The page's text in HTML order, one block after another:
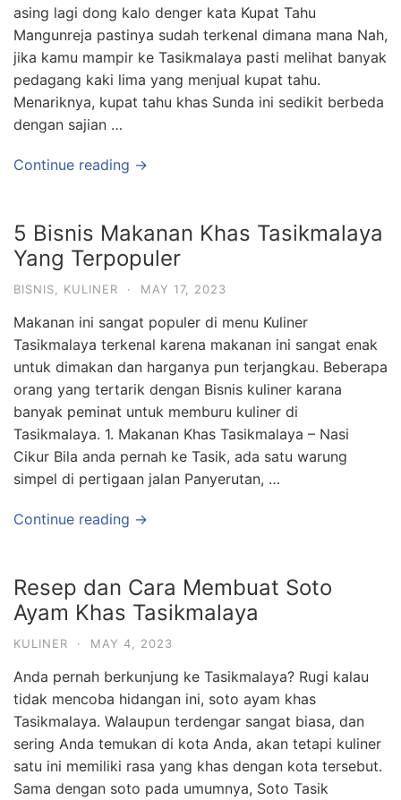
asing lagi dong kalo denger kata Kupat Tahu
Mangunreja pastinya sudah terkenal dimana mana Nah,
jika kamu mampir ke Tasikmalaya pasti melihat banyak
pedagang kaki lima yang menjual kupat tahu.
Menariknya, kupat tahu khas Sunda ini sedikit berbeda
dengan sajian …
Continue reading →
5 Bisnis Makanan Khas Tasikmalaya
Yang Terpopuler
BISNIS KULINER · MAY 17, 2023
Makanan ini sangat populer di menu Kuliner
Tasikmalaya terkenal karena makanan ini sangat enak
untuk dimakan dan harganya pun terjangkau. Beberapa
orang yang tertarik dengan Bisnis kuliner karana
banyak peminat untuk memburu kuliner di
Tasikmalaya. 1. Makanan Khas Tasikmalaya – Nasi
Cikur Bila anda pernah ke Tasik, ada satu warung
simpel di pertigaan jalan Panyerutan, …
Continue reading →
Resep dan Cara Membuat Soto
Ayam Khas Tasikmalaya
KULINER · MAY 4, 2023
Anda pernah berkunjung ke Tasikmalaya? Rugi kalau
tidak mencoba hidangan ini, soto ayam khas
Tasikmalaya. Walaupun terdengar sangat biasa, dan
sering Anda temukan di kota Anda, akan tetapi kuliner
satu ini memiliki rasa yang khas dengan kota tersebut.
Sama dengan soto pada umumnya, Soto Tasik